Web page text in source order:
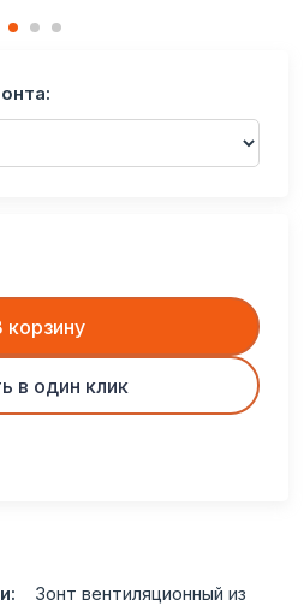
корзину
в один клик
Зонт вентиляционный из